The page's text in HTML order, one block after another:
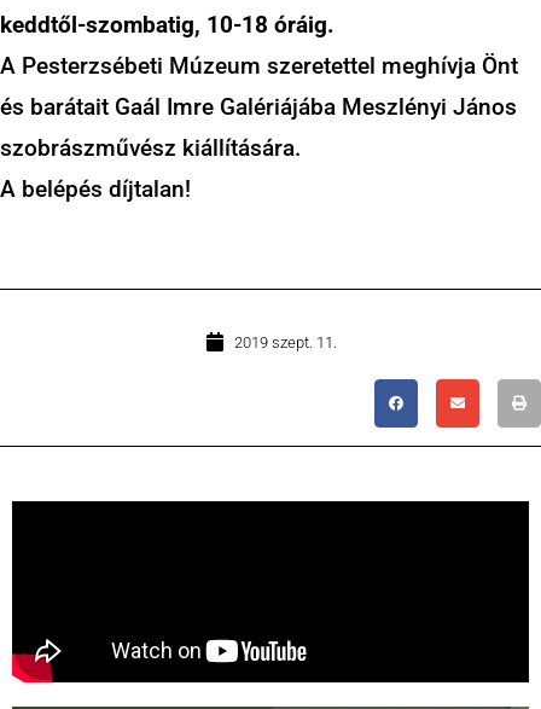
keddtől-szombatig, 10-18 óráig.
A Pesterzsébeti Múzeum szeretettel meghívja Önt
és barátait Gaál Imre Galériájába Meszlényi János
szobrászművész kiállítására.
A belépés díjtalan!
2019 szept. 11.